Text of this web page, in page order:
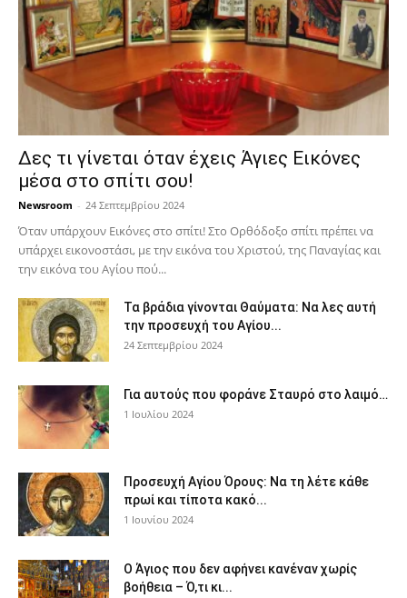
Δες τι γίνεται όταν έχεις Άγιες Εικόνες
μέσα στο σπίτι σου!
Newsroom - 24 Σεπτεμβρίου 2024
Όταν υπάρχουν Εικόνες στο σπίτι! Στο Ορθόδοξο σπίτι πρέπει να
υπάρχει εικονοστάσι, με την εικόνα του Χριστού, της Παν­αγίας και
την εικόνα του Αγίου πού...
Τα βράδια γίνονται Θαύματα: Να λες αυτή
την προσευχή του Αγίου...
24 Σεπτεμβρίου 2024
Για αυτούς που φοράνε Σταυρό στο λαιμό…
1 Ιουλίου 2024
Προσευχή Αγίου Όρους: Να τη λέτε κάθε
πρωί και τίποτα κακό...
1 Ιουνίου 2024
Ο Άγιος που δεν αφήνει κανέναν χωρίς
βοήθεια – Ό,τι κι...